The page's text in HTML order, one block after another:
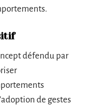
défendu par
de gestes